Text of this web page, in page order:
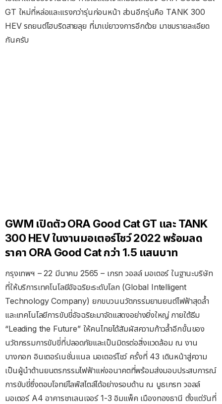
GT ใหม่ที่หล่อและแรงกว่ารุ่นก่อนหน้า ส่วนอีกรุ่นคือ TANK 300
HEV รถยนต์ไฮบริดสายลุย ที่มาเข่ยาวงการอีกด้วย มาชมรายละเอียด
กันครับ
GWM เปิดตัว ORA Good Cat GT และ TANK
300 HEV ในงานมอเตอร์โชว์ 2022 พร้อมลด
ราคา ORA Good Cat กว่า 1.5 แสนบาท
กรุงเทพฯ – 22 มีนาคม 2565 – เกรท วอลล์ มอเตอร์ ในฐานะบริษัท
ที่ให้บริการเทคโนโลยีอัจฉริยะระดับโลก (Global Intelligent
Technology Company) ยกขบวนนวัตกรรมยานยนต์ไฟฟ้าสุดล้ำ
และเทคโนโลยีการขับขี่อัจฉริยะมาจัดแสดงอย่างยิ่งใหญ่ ภายใต้ธีม
“Leading the Future” ให้คนไทยได้สัมผัสความก้าวล้ำอีกขั้นของ
นวัตกรรมการขับขี่ที่ปลอดภัยและเป็นมิตรต่อสิ่งแวดล้อม ณ งาน
บางกอก อินเตอร์เนชั่นแนล มอเตอร์โชว์ ครั้งที่ 43 เดินหน้าสู่ความ
เป็นผู้นำด้านยนตรกรรมไฟฟ้าแห่งอนาคตที่พร้อมส่งมอบประสบการณ์
การขับขี่ซึ่งตอบโจทย์ไลฟ์สไตล์ได้อย่างรอบด้าน ณ บูธเกรท วอลล์
มอเตอร์ A4 อาคารชาเลนเจอร์ 1-3 อิมแพ็ค เมืองทองธานี ตั้งแต่วันที่